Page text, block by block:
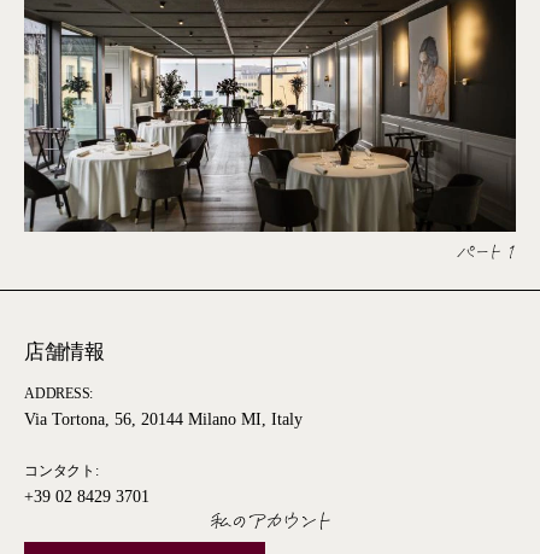
パート 1
店舗情報
ADDRESS:
Via Tortona, 56, 20144 Milano MI, Italy
コンタクト:
+39 02 8429 3701
私のアカウント